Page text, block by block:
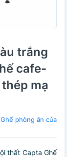
trắng
cafe-
mạ
phòng ăn của
thất Capta Ghế